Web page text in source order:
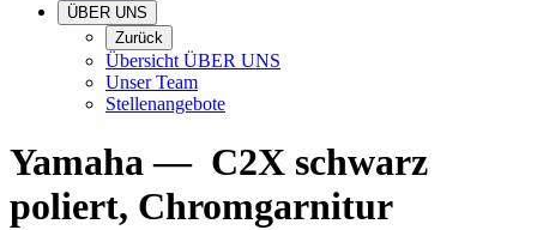
ÜBER UNS
Zurück
Übersicht ÜBER UNS
Unser Team
Stellenangebote
Yamaha— C2X schwarz
poliert, Chromgarnitur